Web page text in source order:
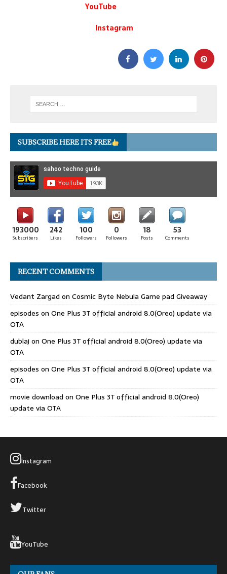
YouTube
Instagram
SUBSCRIBE HERE ITS FREE
193000
Subscribers
242
Likes
100
Followers
0
Followers
18
Posts
53
Comments
RECENT COMMENTS
Vedant Zargad on Cosmic Byte Nebula Game pad Giveaway
episodes on One Plus 3T official android 8.0(Oreo) update via
OTA
dublaj on One Plus 3T official android 8.0(Oreo) update via
OTA
episodes on One Plus 3T official android 8.0(Oreo) update via
OTA
movie download on One Plus 3T official android 8.0(Oreo)
update via OTA
Instagram
Facebook
Twitter
YouTube